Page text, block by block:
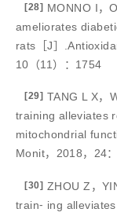
[28] MONNO I，
ameliorates
rats［J］
10（11）：1754
[29] TANG L X，
training alleviates
mitochondrial
Monit，2018，24
[30] ZHOU Z，
train⁃ ing